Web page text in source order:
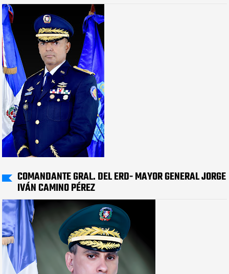
COMANDANTE GRAL. DEL ERD- MAYOR GENERAL JORGE
IVÁN CAMINO PÉREZ